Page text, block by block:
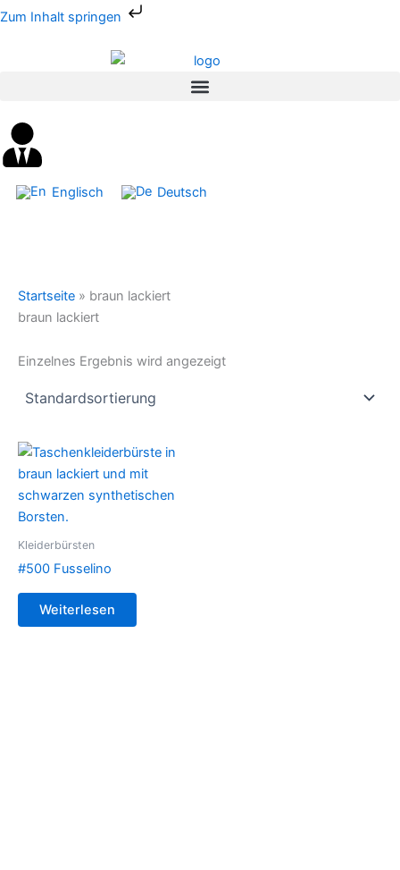
Zum Inhalt springen
Zum
Englisch Deutsch
Startseite » braun lackiert
braun lackiert
Einzelnes Ergebnis wird angezeigt
Kleiderbürsten
#500 Fusselino
Weiterlesen